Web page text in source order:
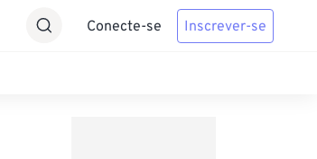
Conecte-se Inscrever-se